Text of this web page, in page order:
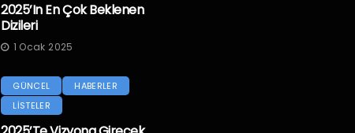
2025’in En Çok Beklenen
Dizileri
1 Ocak 2025
GÜNCEL
HABERLER
LİSTELER